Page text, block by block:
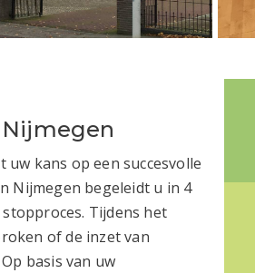
kans op een succesvolle
Nijmegen begeleidt u in 4
Tijdens het
of de inzet van
basis van uw